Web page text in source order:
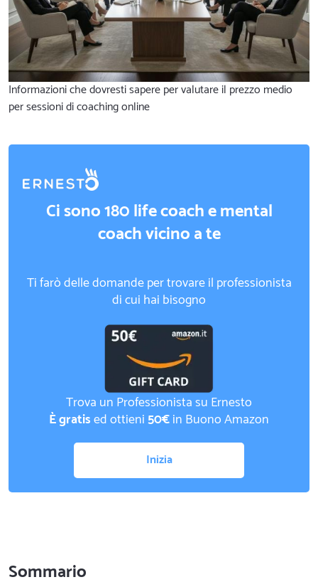
Informazioni che dovresti sapere per valutare il prezzo medio
per sessioni di coaching online
Ci sono 180 life coach e mental
coach vicino a te
Ti farò delle domande per trovare il professionista
di cui hai bisogno
Trova un Professionista su Ernesto
È gratised ottieni50€in Buono Amazon
Inizia
Sommario